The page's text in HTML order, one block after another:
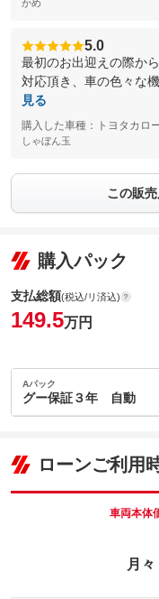
かめ
5.0
最初のお出迎えの際か
対応頂き、車の色々な
見る
購入した車種：トヨタカロ
しゃぼん玉
この販
購入パック
支払総額(税込/リ済込)
149.5万円
Aパック
グー保証３年 自動
車両本体価
132
ローンご利用
車両本体
月々